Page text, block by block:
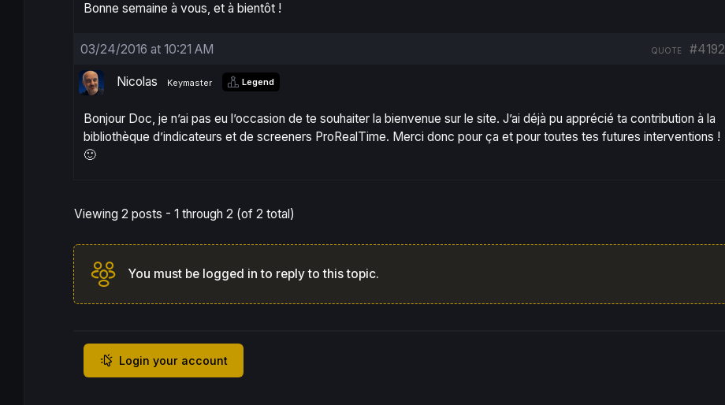
Bonne semaine à vous, et à bientôt !
03/24/2016 at 10:21 AM #4192
QUOTE
Nicolas Keymaster Legend
Bonjour Doc, je n’ai pas eu l’occasion de te souhaiter la bienvenue sur le site. J’ai déjà pu apprécié ta contribution à la
bibliothèque d’indicateurs et de screeners ProRealTime. Merci donc pour ça et pour toutes tes futures interventions !
🙂
Viewing 2 posts - 1 through 2 (of 2 total)
You must be logged in to reply to this topic.
Login your account